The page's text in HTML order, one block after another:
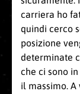
carriera ho
quindi cerco
posizione
determinate
che ci sono
il massimo.